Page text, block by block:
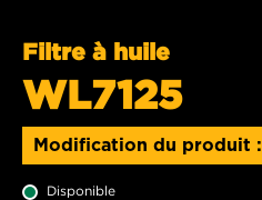
Filtre à huile
WL7125
Modification du produit :
Disponible